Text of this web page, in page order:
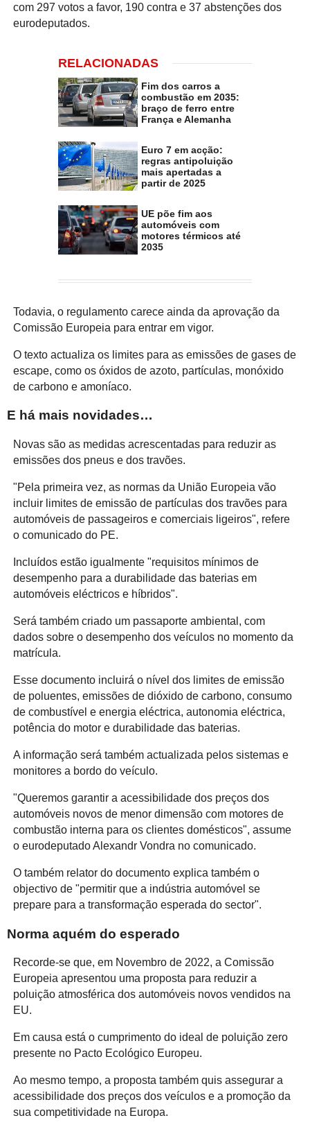
com 297 votos a favor, 190 contra e 37 abstenções dos
eurodeputados.
RELACIONADAS
Fim dos carros a
combustão em 2035:
braço de ferro entre
França e Alemanha
Euro 7 em acção:
regras antipoluição
mais apertadas a
partir de 2025
UE põe fim aos
automóveis com
motores térmicos até
2035
Todavia, o regulamento carece ainda da aprovação da
Comissão Europeia para entrar em vigor.
O texto actualiza os limites para as emissões de gases de
escape, como os óxidos de azoto, partículas, monóxido
de carbono e amoníaco.
E há mais novidades…
Novas são as medidas acrescentadas para reduzir as
emissões dos pneus e dos travões.
"Pela primeira vez, as normas da União Europeia vão
incluir limites de emissão de partículas dos travões para
automóveis de passageiros e comerciais ligeiros", refere
o comunicado do PE.
Incluídos estão igualmente "requisitos mínimos de
desempenho para a durabilidade das baterias em
automóveis eléctricos e híbridos".
Será também criado um passaporte ambiental, com
dados sobre o desempenho dos veículos no momento da
matrícula.
Esse documento incluirá o nível dos limites de emissão
de poluentes, emissões de dióxido de carbono, consumo
de combustível e energia eléctrica, autonomia eléctrica,
potência do motor e durabilidade das baterias.
A informação será também actualizada pelos sistemas e
monitores a bordo do veículo.
"Queremos garantir a acessibilidade dos preços dos
automóveis novos de menor dimensão com motores de
combustão interna para os clientes domésticos", assume
o eurodeputado Alexandr Vondra no comunicado.
O também relator do documento explica também o
objectivo de "permitir que a indústria automóvel se
prepare para a transformação esperada do sector".
Norma aquém do esperado
Recorde-se que, em Novembro de 2022, a Comissão
Europeia apresentou uma proposta para reduzir a
poluição atmosférica dos automóveis novos vendidos na
EU.
Em causa está o cumprimento do ideal de poluição zero
presente no Pacto Ecológico Europeu.
Ao mesmo tempo, a proposta também quis assegurar a
acessibilidade dos preços dos veículos e a promoção da
sua competitividade na Europa.